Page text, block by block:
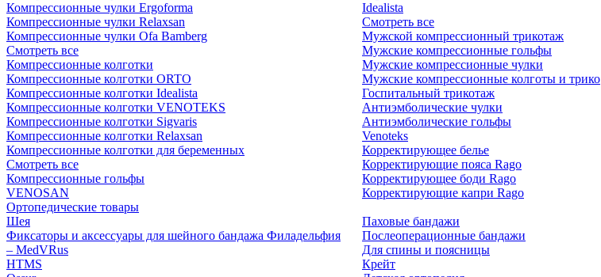
Компрессионные чулки Ergoforma
Компрессионные чулки Relaxsan
Компрессионные чулки Ofa Bamberg
Смотреть все
Компрессионные колготки
Компрессионные колготки ORTO
Компрессионные колготки Idealista
Компрессионные колготки VENOTEKS
Компрессионные колготки Sigvaris
Компрессионные колготки Relaxsan
Компрессионные колготки для беременных
Смотреть все
Компрессионные гольфы
VENOSAN
Idealista
Смотреть все
Мужской компрессионный трикотаж
Мужские компрессионные гольфы
Мужские компрессионные чулки
Мужские компрессионные колготы и трико
Госпитальный трикотаж
Антиэмболические чулки
Антиэмболические гольфы
Venoteks
Корректирующее белье
Корректирующие пояса Rago
Корректирующее боди Rago
Корректирующие капри Rago
Ортопедические товары
Шея
Фиксаторы и аксессуары для шейного бандажа Филадельфия
– MedVRus
HTMS
Паховые бандажи
Послеоперационные бандажи
Для спины и поясницы
Крейт